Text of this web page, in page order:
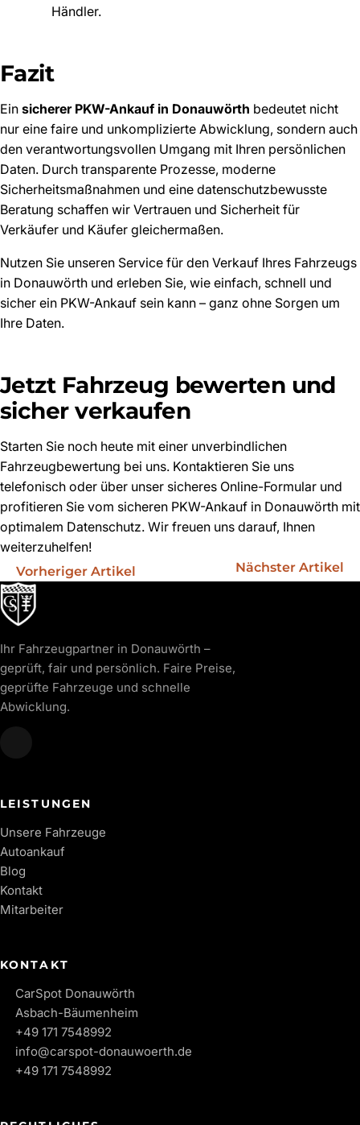
Händler.
Fazit
Ein sicherer PKW-Ankauf in Donauwörth bedeutet nicht
nur eine faire und unkomplizierte Abwicklung, sondern auch
den verantwortungsvollen Umgang mit Ihren persönlichen
Daten. Durch transparente Prozesse, moderne
Sicherheitsmaßnahmen und eine datenschutzbewusste
Beratung schaffen wir Vertrauen und Sicherheit für
Verkäufer und Käufer gleichermaßen.
Nutzen Sie unseren Service für den Verkauf Ihres Fahrzeugs
in Donauwörth und erleben Sie, wie einfach, schnell und
sicher ein PKW-Ankauf sein kann – ganz ohne Sorgen um
Ihre Daten.
Jetzt Fahrzeug bewerten und
sicher verkaufen
Starten Sie noch heute mit einer unverbindlichen
Fahrzeugbewertung bei uns. Kontaktieren Sie uns
telefonisch oder über unser sicheres Online-Formular und
profitieren Sie vom sicheren PKW-Ankauf in Donauwörth mit
optimalem Datenschutz. Wir freuen uns darauf, Ihnen
weiterzuhelfen!
Vorheriger Artikel Nächster Artikel
Ihr Fahrzeugpartner in Donauwörth –
geprüft, fair und persönlich. Faire Preise,
geprüfte Fahrzeuge und schnelle
Abwicklung.
LEISTUNGEN
Unsere Fahrzeuge
Autoankauf
Blog
Kontakt
Mitarbeiter
KONTAKT
CarSpot Donauwörth
Asbach-Bäumenheim
+49 171 7548992
info@carspot-donauwoerth.de
+49 171 7548992